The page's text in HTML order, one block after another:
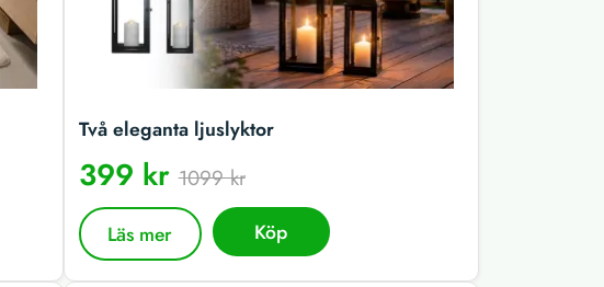
Två eleganta ljuslyktor
399 kr1099 kr
Läs mer Köp